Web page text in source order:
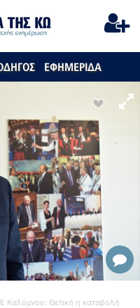
ΕΦΗΜΕΡΙΔΑ
Καλύμνου: Θετική η καταβολή